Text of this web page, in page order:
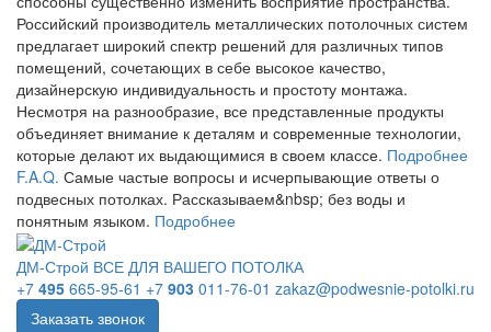
Российский производитель металлических потолочных систем
предлагает широкий спектр решений для различных типов
помещений, сочетающих в себе высокое качество,
дизайнерскую индивидуальность и простоту монтажа.
Несмотря на разнообразие, все представленные продукты
объединяет внимание к деталям и современные технологии,
которые делают их выдающимися в своем классе. Подробнее
F.A.Q. Самые частые вопросы и исчерпывающие ответы о
подвесных потолках. Рассказываем&nbsp; без воды и
понятным языком. Подробнее
ДМ-Строй ВСЕ ДЛЯ ВАШЕГО ПОТОЛКА
+7 495 665-95-61 +7 903 011-76-01 zakaz@podwesnie-potolki.ru
Заказать звонок